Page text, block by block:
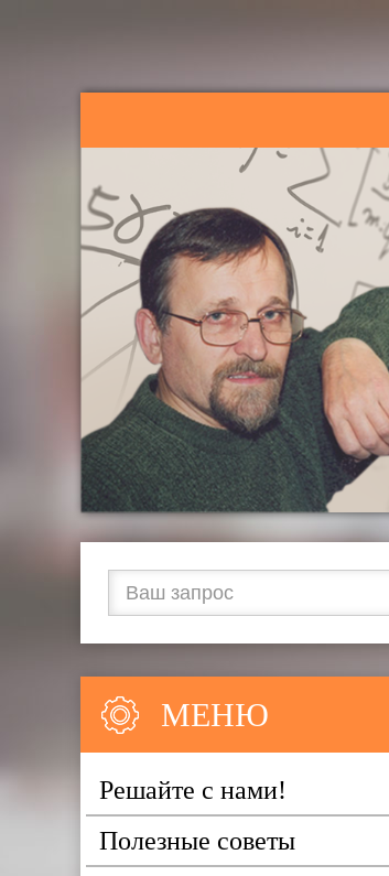
МЕНЮ
Решайте с нами!
Полезные советы